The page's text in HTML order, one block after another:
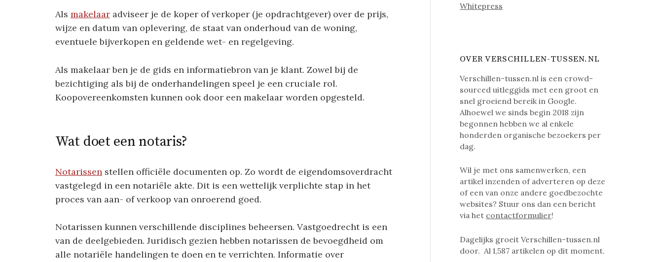
Als makelaar adviseer je de koper of verkoper (je opdrachtgever) over de prijs,
wijze en datum van oplevering, de staat van onderhoud van de woning,
eventuele bijverkopen en geldende wet- en regelgeving.
Als makelaar ben je de gids en informatiebron van je klant. Zowel bij de
bezichtiging als bij de onderhandelingen speel je een cruciale rol.
Koopovereenkomsten kunnen ook door een makelaar worden opgesteld.
Wat doet een notaris?
Notarissen stellen officiële documenten op. Zo wordt de eigendomsoverdracht
vastgelegd in een notariële akte. Dit is een wettelijk verplichte stap in het
proces van aan- of verkoop van onroerend goed.
Notarissen kunnen verschillende disciplines beheersen. Vastgoedrecht is een
van de deelgebieden. Juridisch gezien hebben notarissen de bevoegdheid om
alle notariële handelingen te doen en te verrichten. Informatie over
Whitepress
OVER VERSCHILLEN-TUSSEN.NL
Verschillen-tussen.nl is een crowd-
sourced uitleggids met een groot en
snel groeiend bereik in Google.
Alhoewel we sinds begin 2018 zijn
begonnen hebben we al enkele
honderden organische bezoekers per
dag.
Wil je met ons samenwerken, een
artikel inzenden of adverteren op deze
of een van onze andere goedbezochte
websites? Stuur ons dan een bericht
via het contactformulier!
Dagelijks groeit Verschillen-tussen.nl
door. Al1,587 artikelen op dit moment.